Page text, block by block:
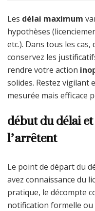
Les délai maximum
hypothèses
etc.). Dans tous les
conservez les
rendre votre action
solides. Restez vigilant
mesurée mais efficace
début du délai
l’arrêtent
Le point de départ du
avez connaissance du
pratique, le décompte
notification formelle ou